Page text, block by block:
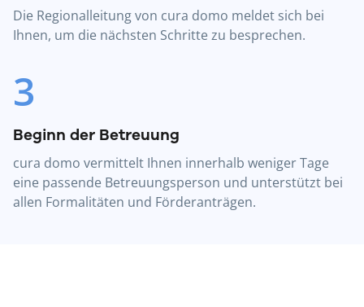
Die Regionalleitung von cura domo meldet sich bei
Ihnen, um die nächsten Schritte zu besprechen.
3
Beginn der Betreuung
cura domo vermittelt Ihnen innerhalb weniger Tage
eine passende Betreuungsperson und unterstützt bei
allen Formalitäten und Förderanträgen.